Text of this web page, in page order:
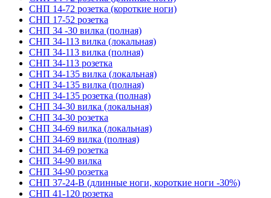
СНП 14-72 розетка (короткие ноги)
СНП 17-52 розетка
СНП 34 -30 вилка (полная)
СНП 34-113 вилка (локальная)
СНП 34-113 вилка (полная)
СНП 34-113 розетка
СНП 34-135 вилка (локальная)
СНП 34-135 вилка (полная)
СНП 34-135 розетка (полная)
СНП 34-30 вилка (локальная)
СНП 34-30 розетка
СНП 34-69 вилка (локальная)
СНП 34-69 вилка (полная)
СНП 34-69 розетка
СНП 34-90 вилка
СНП 34-90 розетка
СНП 37-24-В (длинные ноги, короткие ноги -30%)
СНП 41-120 розетка